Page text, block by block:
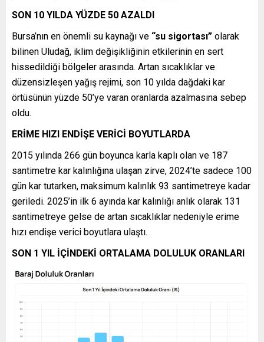
SON 10 YILDA YÜZDE 50 AZALDI
Bursa’nın en önemli su kaynağı ve “su sigortası” olarak
bilinen Uludağ, iklim değişikliğinin etkilerinin en sert
hissedildiği bölgeler arasında. Artan sıcaklıklar ve
düzensizleşen yağış rejimi, son 10 yılda dağdaki kar
örtüsünün yüzde 50’ye varan oranlarda azalmasına sebep
oldu.
ERİME HIZI ENDİŞE VERİCİ BOYUTLARDA
2015 yılında 266 gün boyunca karla kaplı olan ve 187
santimetre kar kalınlığına ulaşan zirve, 2024’te sadece 100
gün kar tutarken, maksimum kalınlık 93 santimetreye kadar
geriledi. 2025’in ilk 6 ayında kar kalınlığı anlık olarak 131
santimetreye gelse de artan sıcaklıklar nedeniyle erime
hızı endişe verici boyutlara ulaştı.
SON 1 YIL İÇİNDEKİ ORTALAMA DOLULUK ORANLARI